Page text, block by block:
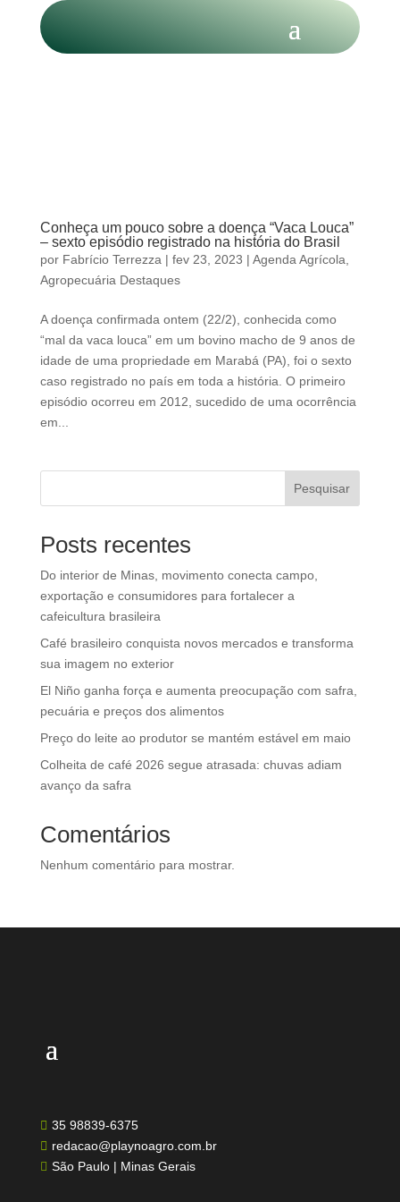
Conheça um pouco sobre a doença “Vaca Louca”
– sexto episódio registrado na história do Brasil
por Fabrício Terrezza | fev 23, 2023 | Agenda Agrícola
Agropecuária Destaques
A doença confirmada ontem (22/2), conhecida como
“mal da vaca louca” em um bovino macho de 9 anos de
idade de uma propriedade em Marabá (PA), foi o sexto
caso registrado no país em toda a história. O primeiro
episódio ocorreu em 2012, sucedido de uma ocorrência
em...
Pesquisar
Posts recentes
Do interior de Minas, movimento conecta campo,
exportação e consumidores para fortalecer a
cafeicultura brasileira
Café brasileiro conquista novos mercados e transforma
sua imagem no exterior
El Niño ganha força e aumenta preocupação com safra,
pecuária e preços dos alimentos
Preço do leite ao produtor se mantém estável em maio
Colheita de café 2026 segue atrasada: chuvas adiam
avanço da safra
Comentários
Nenhum comentário para mostrar.
 35 98839-6375
 redacao@playnoagro.com.br
 São Paulo | Minas Gerais